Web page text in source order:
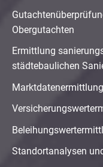
Obergutachten
Ermittlung
städtebaulichen
Marktdatenermittlung
Standortanalysen